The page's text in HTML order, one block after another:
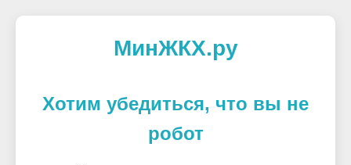
МинЖКХ.ру
Хотим убедиться, что вы не
робот